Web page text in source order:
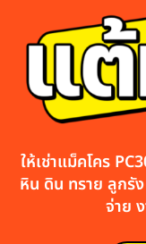
ให้เช่าแม็คโคร
หิน ดิน ทราย ลูกรั
จ่าย